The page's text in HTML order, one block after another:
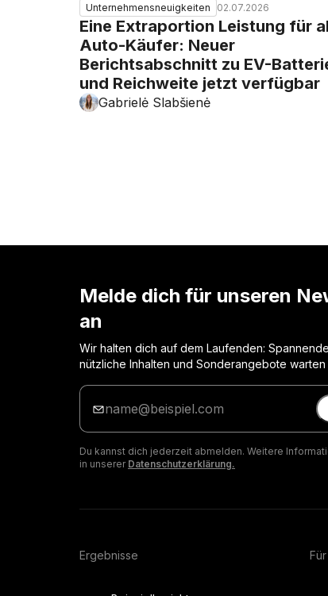
Unternehmensneuigkeiten 02.07.2026
Eine Extraportion Leistung für
Auto-Käufer: Neuer
Berichtsabschnitt zu EV-
und Reichweite jetzt verfügbar
Gabrielė Slabšienė
Melde dich für unseren
an
Wir halten dich auf dem Laufenden:
nützliche Inhalten und Sonderangebote warten
Gib
deine
E-
ein
Du kannst dich jederzeit abmelden. Weitere
in unserer Datenschutzerklärung.
Ergebnisse